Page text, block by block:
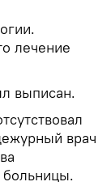
лечение
выписан.
врач
больницы.